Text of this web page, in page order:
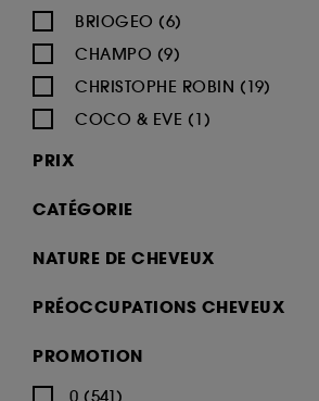
BRIOGEO (6)
CHAMPO (9)
CHRISTOPHE ROBIN (19)
COCO & EVE (1)
DIOR (2)
DUCRAY (6)
FABLE & MANE (15)
FENTY HAIR (8)
PRIX
CATÉGORIE
Cheveux
Hydratation & nutrition (364)
Volume (95)
Brillance & lissage (149)
NATURE DE CHEVEUX
Normaux (349)
Bouclés, Ondulés (190)
Tous types de cheveux (190)
PRÉOCCUPATIONS CHEVEUX
Cheveux abîmés (320)
PROMOTION
0 (541)